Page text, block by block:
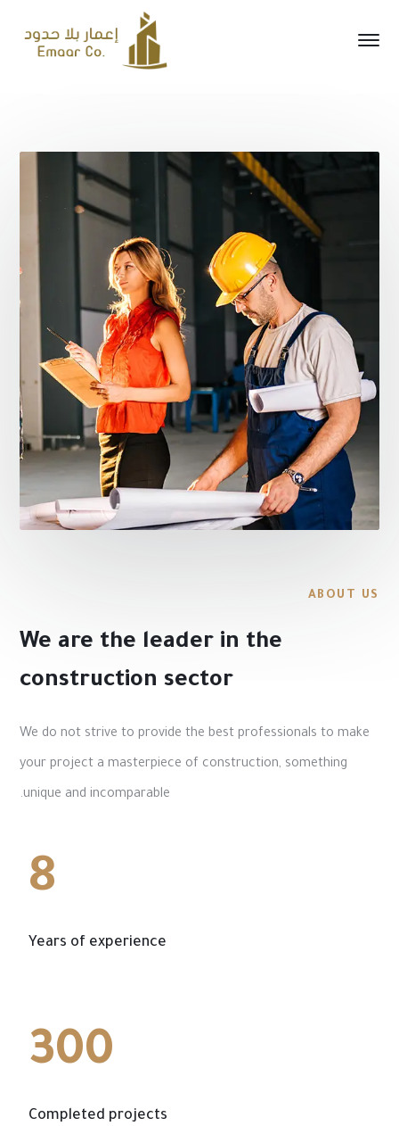
ABOUT US
We are the leader in the
construction sector
We do not strive to provide the best professionals to make
your project a masterpiece of construction, something
unique and incomparable.
8
Years of experience
300
Completed projects